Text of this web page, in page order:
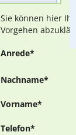
Sie können hier
Vorgehen
Anrede*
Nachname*
Vorname*
Telefon*